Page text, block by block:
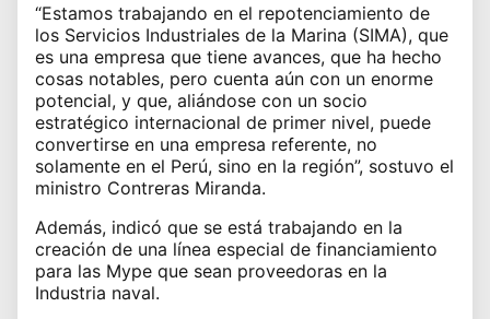
“Estamos trabajando en el repotenciamiento de
los Servicios Industriales de la Marina (SIMA), que
es una empresa que tiene avances, que ha hecho
cosas notables, pero cuenta aún con un enorme
potencial, y que, aliándose con un socio
estratégico internacional de primer nivel, puede
convertirse en una empresa referente, no
solamente en el Perú, sino en la región”, sostuvo el
ministro Contreras Miranda.
Además, indicó que se está trabajando en la
creación de una línea especial de financiamiento
para las Mype que sean proveedoras en la
Industria naval.